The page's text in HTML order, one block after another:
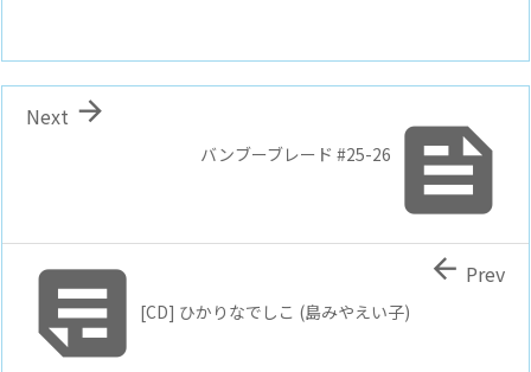

バンブーブレード #25-26

Next
[CD] ひかりなでしこ (島みやえい子)
 Prev